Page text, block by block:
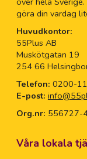
göra din vardag
Huvudkontor:
55Plus AB
Muskötgatan 19
254 66
Telefon: 0200-
E-post:
Org.nr: 556727-
Våra lokala